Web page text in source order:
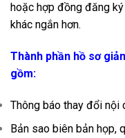
hoặc hợp đồng đăng
khác ngắn hơn.
Thành phần hồ sơ
gồm:
Thông báo thay đổi nội
Bản sao biên bản họp,